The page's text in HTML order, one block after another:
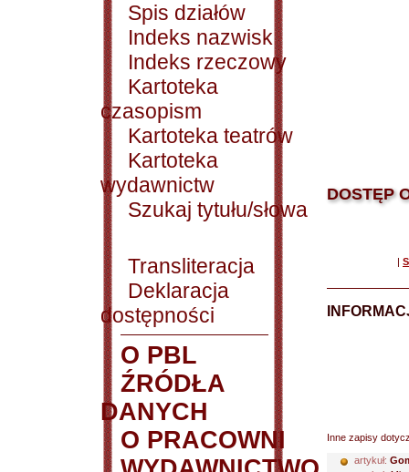
Spis działów
Indeks nazwisk
Indeks rzeczowy
Kartoteka
czasopism
Kartoteka teatrów
Kartoteka
wydawnictw
Szukaj tytułu/słowa
Transliteracja
Deklaracja
dostępności
O PBL
ŹRÓDŁA
DANYCH
O PRACOWNI
DOSTĘP
|
Inne zapisy
artykuł: